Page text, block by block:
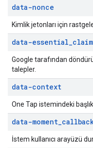
data-nonce
Kimlik jetonları için
data-essential_
Google tarafından
talepler.
data-context
One Tap istemindeki
data-moment_
İstem kullanıcı arayüzü